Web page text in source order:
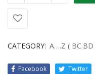
CATEGORY: A….Z (
Facebook Twitter